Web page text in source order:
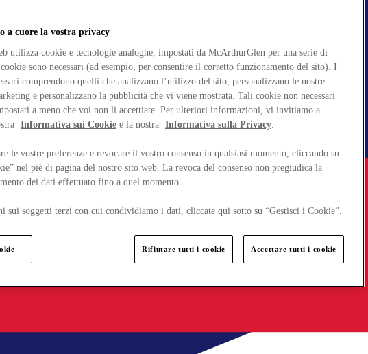
a cuore la vostra privacy
utilizza cookie e tecnologie analoghe, impostati da McArthurGlen per una serie di
sono necessari (ad esempio, per consentire il corretto funzionamento del sito). I
comprendono quelli che analizzano l’utilizzo del sito, personalizzano le nostre
e personalizzano la pubblicità che vi viene mostrata. Tali cookie non necessari
a meno che voi non li accettiate. Per ulteriori informazioni, vi invitiamo a
Informativa sui Cookie e la nostra Informativa sulla Privacy.
le vostre preferenze e revocare il vostro consenso in qualsiasi momento, cliccando su
nel piè di pagina del nostro sito web. La revoca del consenso non pregiudica la
dei dati effettuato fino a quel momento.
sui soggetti terzi con cui condividiamo i dati, cliccate qui sotto su “Gestisci i Cookie”.
Rifiutare tutti i cookie Accettare tutti i cookie